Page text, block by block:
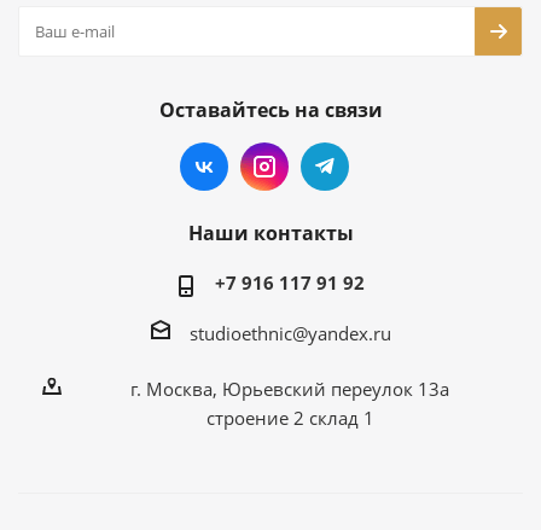
Оставайтесь на связи
Наши контакты
+7 916 117 91 92
studioethnic@yandex.ru
г. Москва, Юрьевский переулок 13а
строение 2 склад 1